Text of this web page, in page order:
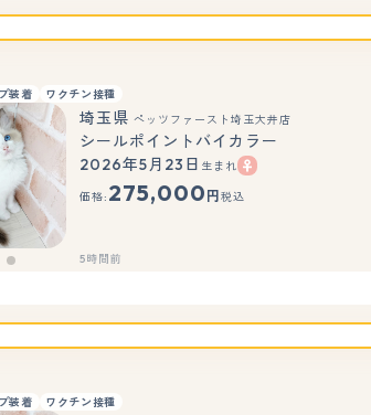
装着 ワクチン接種
もっと見る
埼玉県 ペッツファースト埼玉大井店
シールポイントバイカラー
2026年5月23日 生まれ
価格: 275,000 円 税込
5時間前
装着 ワクチン接種